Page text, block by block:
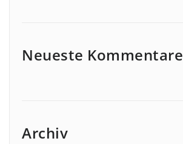
Neueste Kommentare
Archiv